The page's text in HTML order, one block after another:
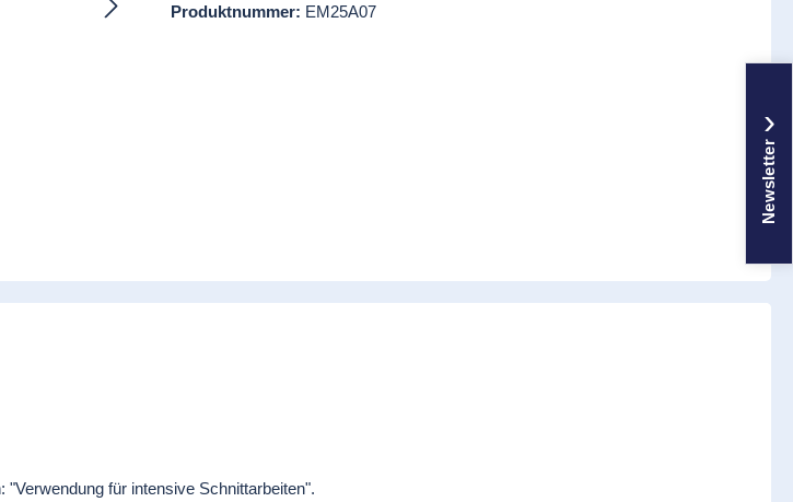
Produktnummer: EM25A07
für intensive Schnittarbeiten".
›
Newsletter